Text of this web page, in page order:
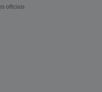
oficiais